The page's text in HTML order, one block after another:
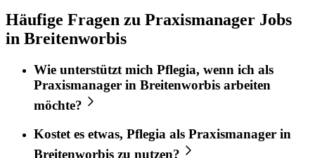
Häufige Fragen zu Praxismanager Jobs
in Breitenworbis
Wie unterstützt mich Pflegia, wenn ich als
Praxismanager in Breitenworbis arbeiten
möchte?
Kostet es etwas, Pflegia als Praxismanager in
Breitenworbis zu nutzen?